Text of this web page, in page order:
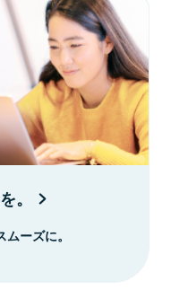
。
ーズに。